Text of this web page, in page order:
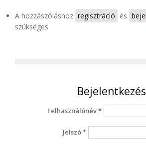
A hozzászóláshoz regisztráció és
szükséges
Bejelentkezés
Felhasználónév*
Jelszó*